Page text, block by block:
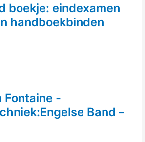
boekje: eindexamen
handboekbinden
Fontaine -
Band –